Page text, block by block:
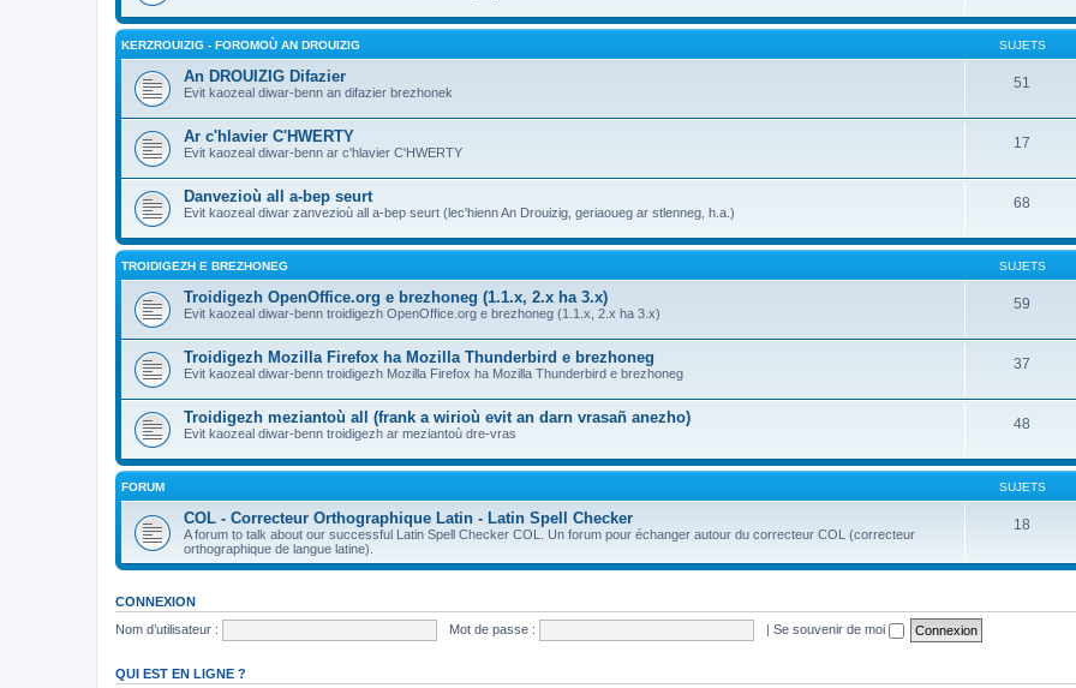
KERZROUIZIG - FOROMOÙ AN DROUIZIG SUJETS
An DROUIZIG Difazier
Evit kaozeal diwar-benn an difazier brezhonek
51
Ar c'hlavier C'HWERTY
Evit kaozeal diwar-benn ar c'hlavier C'HWERTY
17
Danvezioù all a-bep seurt
Evit kaozeal diwar zanvezioù all a-bep seurt (lec'hienn An Drouizig, geriaoueg ar stlenneg, h.a.)
68
TROIDIGEZH E BREZHONEG SUJETS
Troidigezh OpenOffice.org e brezhoneg (1.1.x, 2.x ha 3.x)
Evit kaozeal diwar-benn troidigezh OpenOffice.org e brezhoneg (1.1.x, 2.x ha 3.x)
59
Troidigezh Mozilla Firefox ha Mozilla Thunderbird e brezhoneg
Evit kaozeal diwar-benn troidigezh Mozilla Firefox ha Mozilla Thunderbird e brezhoneg
37
Troidigezh meziantoù all (frank a wirioù evit an darn vrasañ anezho)
Evit kaozeal diwar-benn troidigezh ar meziantoù dre-vras
48
FORUM SUJETS
COL - Correcteur Orthographique Latin - Latin Spell Checker
A forum to talk about our successful Latin Spell Checker COL. Un forum pour échanger autour du correcteur COL (correcteur
orthographique de langue latine).
18
CONNEXION
Nom d’utilisateur :
Mot de passe : | Se souvenir de moi
QUI EST EN LIGNE ?